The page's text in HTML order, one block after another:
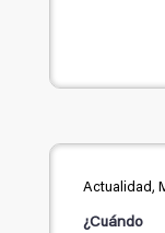
Actualidad,